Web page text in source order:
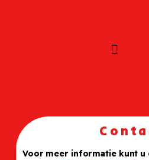
Voor meer informatie kunt u